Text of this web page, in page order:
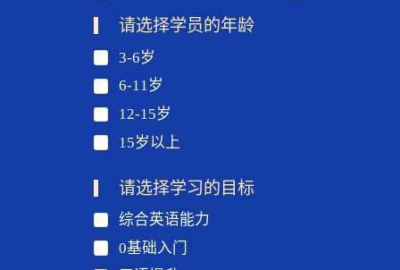
请选择学员的年龄
3-6岁
6-11岁
12-15岁
15岁以上
请选择学习的目标
综合英语能力
0基础入门